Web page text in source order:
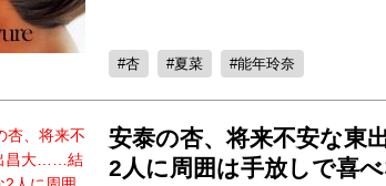
杏 夏菜 能年玲奈
安泰の杏、将来不安な
2人に周囲は手放しで喜